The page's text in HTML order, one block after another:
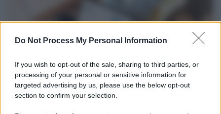
Do Not Process My Personal Information
If you wish to opt-out of the sale, sharing to third parties, or
processing of your personal or sensitive information for
targeted advertising by us, please use the below opt-out
section to confirm your selection.
Sale il numero degli acquisti online in Europa e